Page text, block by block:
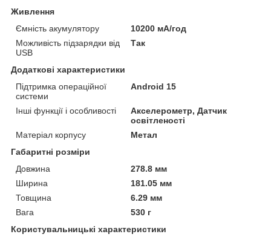
Живлення
Ємність акумулятору
10200 мА/год
Можливість підзарядки від
USB
Так
Додаткові характеристики
Підтримка операційної
системи
Android 15
Інші функції і особливості
Акселерометр, Датчик
освітленості
Матеріал корпусу
Метал
Габаритні розміри
Довжина
278.8 мм
Ширина
181.05 мм
Товщина
6.29 мм
Вага
530 г
Користувальницькі характеристики